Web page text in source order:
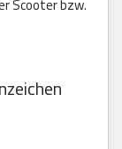
Scooter bzw.